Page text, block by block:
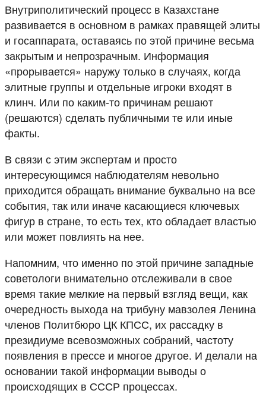
Внутриполитический процесс в Казахстане
развивается в основном в рамках правящей элиты
и госаппарата, оставаясь по этой причине весьма
закрытым и непрозрачным. Информация
«прорывается» наружу только в случаях, когда
элитные группы и отдельные игроки входят в
клинч. Или по каким-то причинам решают
(решаются) сделать публичными те или иные
факты.
В связи с этим экспертам и просто
интересующимся наблюдателям невольно
приходится обращать внимание буквально на все
события, так или иначе касающиеся ключевых
фигур в стране, то есть тех, кто обладает властью
или может повлиять на нее.
Напомним, что именно по этой причине западные
советологи внимательно отслеживали в свое
время такие мелкие на первый взгляд вещи, как
очередность выхода на трибуну мавзолея Ленина
членов Политбюро ЦК КПСС, их рассадку в
президиуме всевозможных собраний, частоту
появления в прессе и многое другое. И делали на
основании такой информации выводы о
происходящих в СССР процессах.